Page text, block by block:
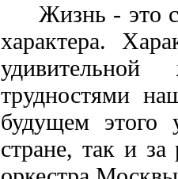
Жизнь - это
характера.
трудностями
будущем этого
стране, так и